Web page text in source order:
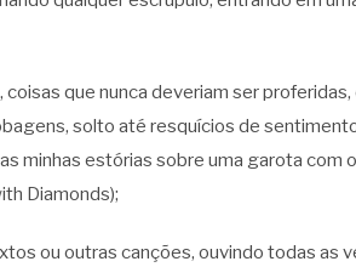
que nunca deveriam ser proferidas,
solto até resquícios de
minhas estórias sobre uma garota com
Diamonds);
ou outras canções, ouvindo todas as